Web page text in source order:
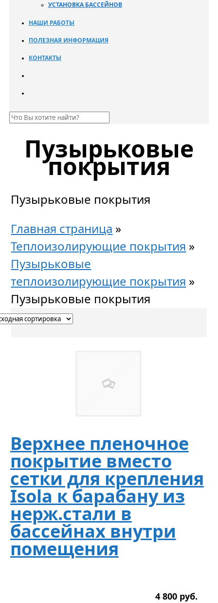
УСТАНОВКА БАССЕЙНОВ
НАШИ РАБОТЫ
ПОЛЕЗНАЯ ИНФОРМАЦИЯ
КОНТАКТЫ
Пузырьковые
покрытия
Пузырьковые покрытия
Главная страница »
Теплоизолирующие покрытия »
Пузырьковые
теплоизолирующие покрытия »
Пузырьковые покрытия
Верхнее пленочное
покрытие вместо
сетки для крепления
Isola к барабану из
нерж.стали в
бассейнах внутри
помещения
4 800 руб.